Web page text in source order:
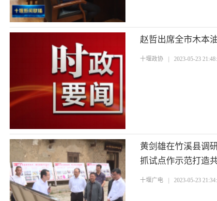
赵哲出席全市木本
十堰政协 2023-05-23
黄剑雄在竹溪县调
抓试点作示范打造
风把群众的事情办
十堰广电 2023-05-23